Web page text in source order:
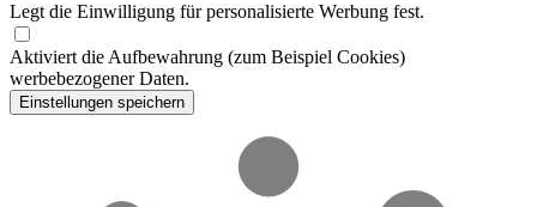
Legt die Einwilligung für personalisierte Werbung fest.
Aktiviert die Aufbewahrung (zum Beispiel Cookies)
werbebezogener Daten.
Einstellungen speichern